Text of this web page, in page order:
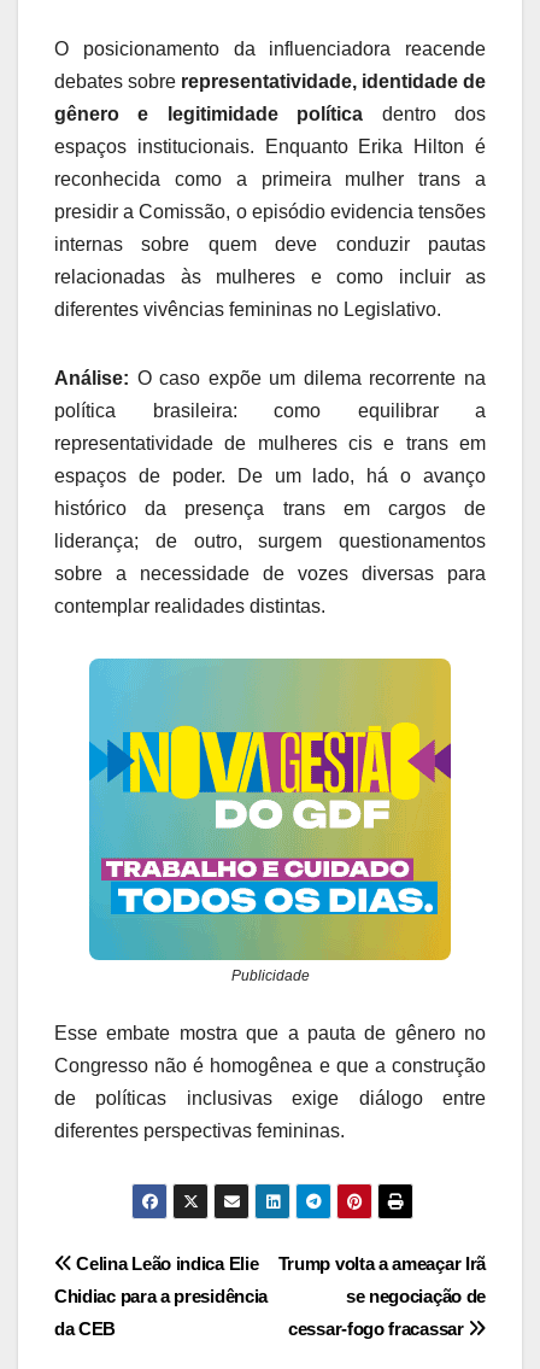
O posicionamento da influenciadora reacende
debates sobre representatividade, identidade de
gênero e legitimidade política dentro dos
espaços institucionais. Enquanto Erika Hilton é
reconhecida como a primeira mulher trans a
presidir a Comissão, o episódio evidencia tensões
internas sobre quem deve conduzir pautas
relacionadas às mulheres e como incluir as
diferentes vivências femininas no Legislativo.
Análise: O caso expõe um dilema recorrente na
política brasileira: como equilibrar a
representatividade de mulheres cis e trans em
espaços de poder. De um lado, há o avanço
histórico da presença trans em cargos de
liderança; de outro, surgem questionamentos
sobre a necessidade de vozes diversas para
contemplar realidades distintas.
Publicidade
Esse embate mostra que a pauta de gênero no
Congresso não é homogênea e que a construção
de políticas inclusivas exige diálogo entre
diferentes perspectivas femininas.
Navegação
de
Trump volta a ameaçar Irã
se negociação de
cessar‑fogo fracassar
Celina Leão indica Elie
Chidiac para a presidência
da CEB